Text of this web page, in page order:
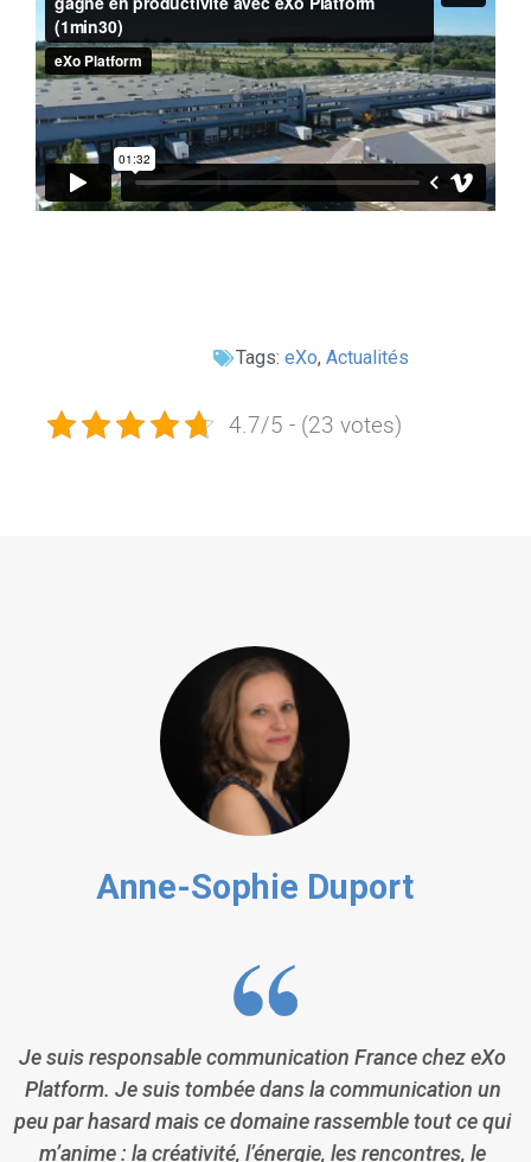
Tags: eXo, Actualités
4.7/5 - (23 votes)
Anne-Sophie Duport
Je suis responsable communication France chez eXo
Platform. Je suis tombée dans la communication un
peu par hasard mais ce domaine rassemble tout ce qui
m’anime : la créativité, l’énergie, les rencontres, le